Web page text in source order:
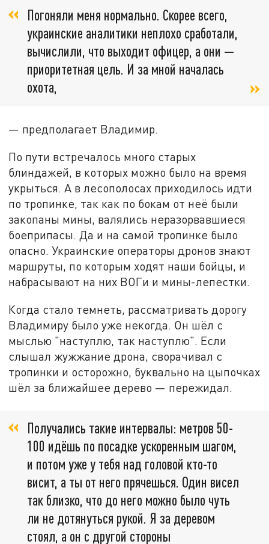
Погоняли меня нормально. Скорее всего,
украинские аналитики неплохо сработали,
вычислили, что выходит офицер, а они —
приоритетная цель. И за мной началась
охота,
— предполагает Владимир.
По пути встречалось много старых
блиндажей, в которых можно было на время
укрыться. А в лесополосах приходилось идти
по тропинке, так как по бокам от неё были
закопаны мины, валялись неразорвавшиеся
боеприпасы. Да и на самой тропинке было
опасно. Украинские операторы дронов знают
маршруты, по которым ходят наши бойцы, и
набрасывают на них ВОГи и мины-лепестки.
Когда стало темнеть, рассматривать дорогу
Владимиру было уже некогда. Он шёл с
мыслью "наступлю, так наступлю". Если
слышал жужжание дрона, сворачивал с
тропинки и осторожно, буквально на цыпочках
шёл за ближайшее дерево — пережидал.
Получались такие интервалы: метров 50-
100 идёшь по посадке ускоренным шагом,
и потом уже у тебя над головой кто-то
висит, а ты от него прячешься. Один висел
так близко, что до него можно было чуть
ли не дотянуться рукой. Я за деревом
стоял, а он с другой стороны